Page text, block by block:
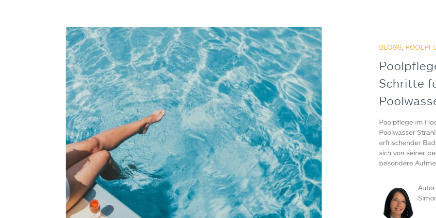
BLOGS
Schritte
Poolpflege im
Poolwasser
erfrischender
sich von seiner
besondere